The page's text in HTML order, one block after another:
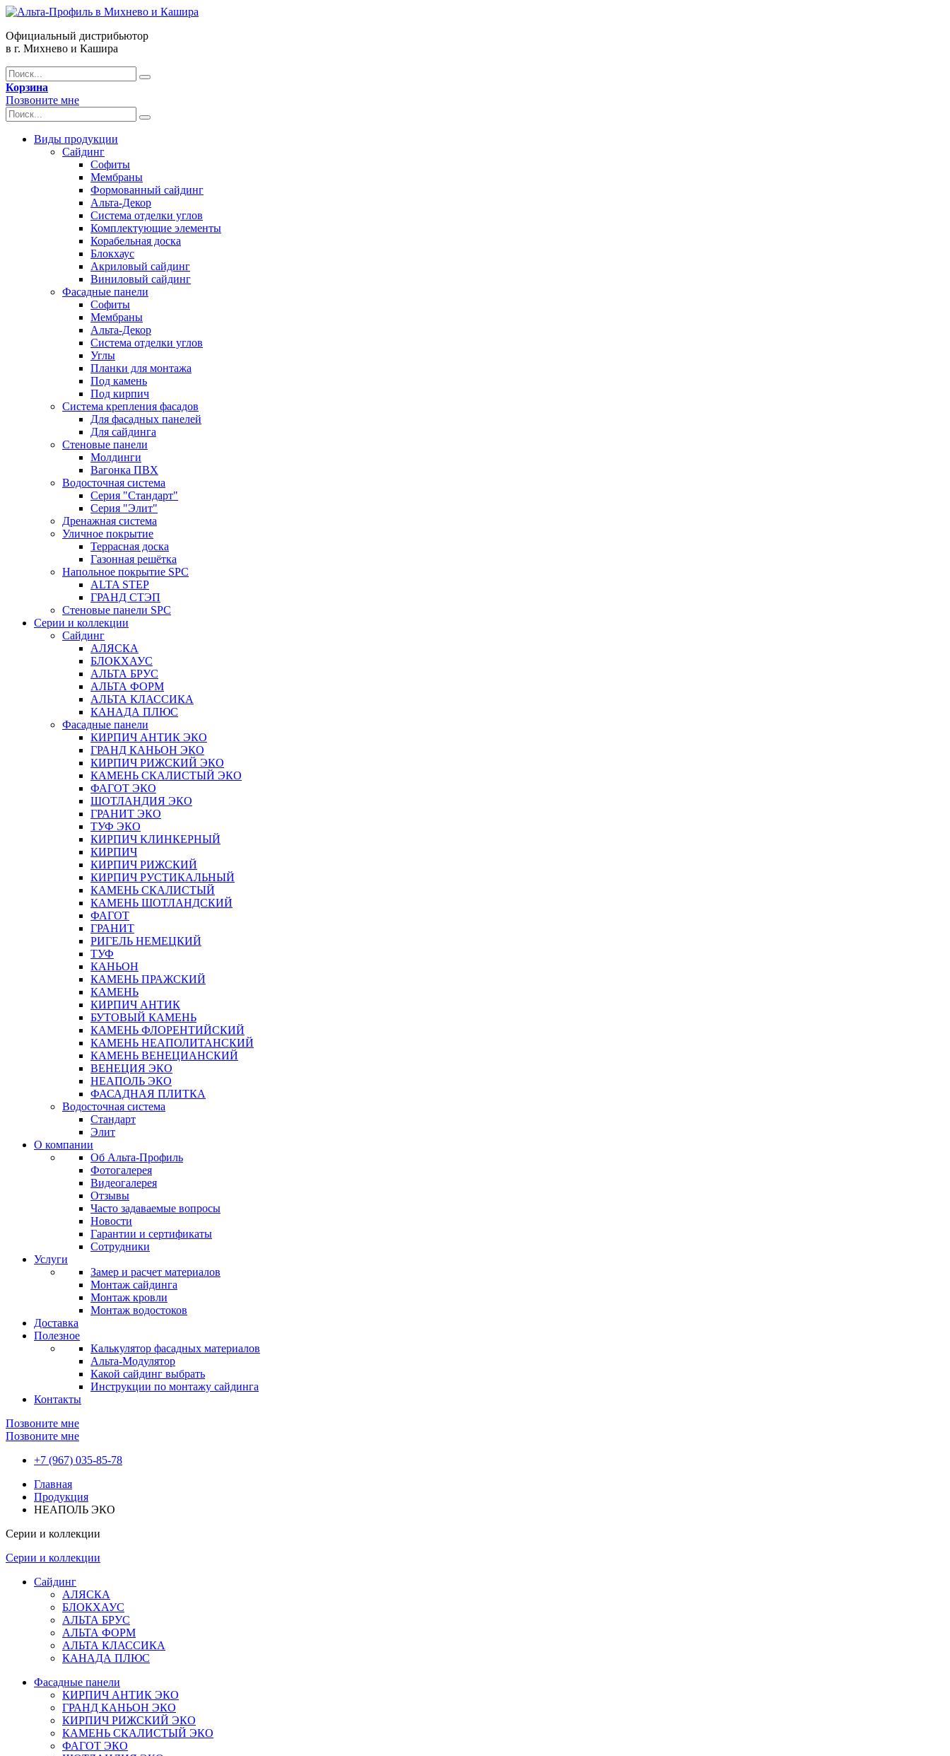
Официальный дистрибьютор
в г. Михнево и Кашира
Корзина
Позвоните мне
Виды продукции
Сайдинг
Софиты
Мембраны
Формованный сайдинг
Альта-Декор
Система отделки углов
Комплектующие элементы
Корабельная доска
Блокхаус
Акриловый сайдинг
Виниловый сайдинг
Фасадные панели
Софиты
Мембраны
Альта-Декор
Система отделки углов
Углы
Планки для монтажа
Под камень
Под кирпич
Система крепления фасадов
Для фасадных панелей
Для сайдинга
Стеновые панели
Молдинги
Вагонка ПВХ
Водосточная система
Серия "Стандарт"
Серия "Элит"
Дренажная система
Уличное покрытие
Террасная доска
Газонная решётка
Напольное покрытие SPC
ALTA STEP
ГРАНД СТЭП
Стеновые панели SPC
Серии и коллекции
Сайдинг
АЛЯСКА
БЛОКХАУС
АЛЬТА БРУС
АЛЬТА ФОРМ
АЛЬТА КЛАССИКА
КАНАДА ПЛЮС
Фасадные панели
КИРПИЧ АНТИК ЭКО
ГРАНД КАНЬОН ЭКО
КИРПИЧ РИЖСКИЙ ЭКО
КАМЕНЬ СКАЛИСТЫЙ ЭКО
ФАГОТ ЭКО
ШОТЛАНДИЯ ЭКО
ГРАНИТ ЭКО
ТУФ ЭКО
КИРПИЧ КЛИНКЕРНЫЙ
КИРПИЧ
КИРПИЧ РИЖСКИЙ
КИРПИЧ РУСТИКАЛЬНЫЙ
КАМЕНЬ СКАЛИСТЫЙ
КАМЕНЬ ШОТЛАНДСКИЙ
ФАГОТ
ГРАНИТ
РИГЕЛЬ НЕМЕЦКИЙ
ТУФ
КАНЬОН
КАМЕНЬ ПРАЖСКИЙ
КАМЕНЬ
КИРПИЧ АНТИК
БУТОВЫЙ КАМЕНЬ
КАМЕНЬ ФЛОРЕНТИЙСКИЙ
КАМЕНЬ НЕАПОЛИТАНСКИЙ
КАМЕНЬ ВЕНЕЦИАНСКИЙ
ВЕНЕЦИЯ ЭКО
НЕАПОЛЬ ЭКО
ФАСАДНАЯ ПЛИТКА
Водосточная система
Стандарт
Элит
О компании
Об Альта-Профиль
Фотогалерея
Видеогалерея
Отзывы
Часто задаваемые вопросы
Новости
Гарантии и сертификаты
Сотрудники
Услуги
Замер и расчет материалов
Монтаж сайдинга
Монтаж кровли
Монтаж водостоков
Доставка
Полезное
Калькулятор фасадных материалов
Альта-Модулятор
Какой сайдинг выбрать
Инструкции по монтажу сайдинга
Контакты
Позвоните мне
Позвоните мне
+7 (967) 035-85-78
Главная
Продукция
НЕАПОЛЬ ЭКО
Серии и коллекции
Серии и коллекции
Сайдинг
АЛЯСКА
БЛОКХАУС
АЛЬТА БРУС
АЛЬТА ФОРМ
АЛЬТА КЛАССИКА
КАНАДА ПЛЮС
Фасадные панели
КИРПИЧ АНТИК ЭКО
ГРАНД КАНЬОН ЭКО
КИРПИЧ РИЖСКИЙ ЭКО
КАМЕНЬ СКАЛИСТЫЙ ЭКО
ФАГОТ ЭКО